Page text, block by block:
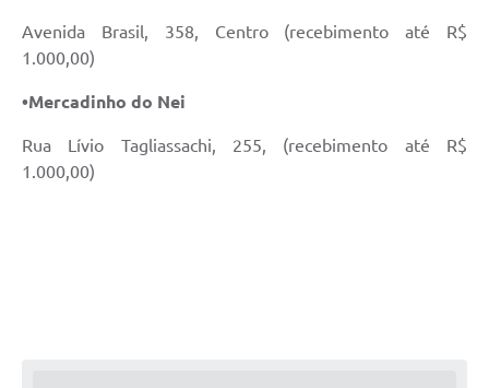
Avenida Brasil, 358, Centro (recebimento até R$
1.000,00)
•Mercadinho do Nei
Rua Lívio Tagliassachi, 255, (recebimento até R$
1.000,00)